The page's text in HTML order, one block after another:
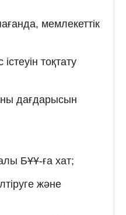
мемлекеттік
тоқтату
дағдарысын
БҰҰ-ға хат;
және